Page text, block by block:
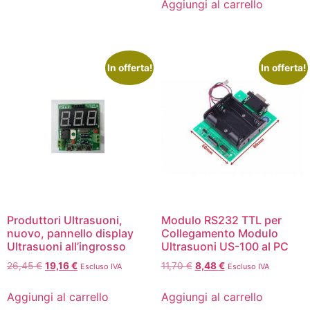
Aggiungi al carrello
In offerta!
Produttori Ultrasuoni,
nuovo, pannello display
Ultrasuoni all’ingrosso
26,45€ 19,16€ Escluso IVA
Aggiungi al carrello
In offerta!
Modulo RS232 TTL per
Collegamento Modulo
Ultrasuoni US-100 al PC
11,70€ 8,48€ Escluso IVA
Aggiungi al carrello